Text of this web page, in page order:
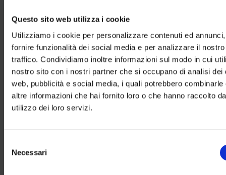
Questo sito web utilizza i cookie
Utilizziamo i cookie per personalizzare contenuti ed
fornire funzionalità dei social media e per analizzare il nostro
traffico. Condividiamo inoltre informazioni sul modo in cui
nostro sito con i nostri partner che si occupano di analisi dei
web, pubblicità e social media, i quali potrebbero combinarle
altre informazioni che hai fornito loro o che hanno raccolto
utilizzo dei loro servizi.
delNecessari
Una corsa, una
community,
un’esperienza da
ricordare
Ma soprattutto, un momento da vivere
insieme, condividere e raccontare. La